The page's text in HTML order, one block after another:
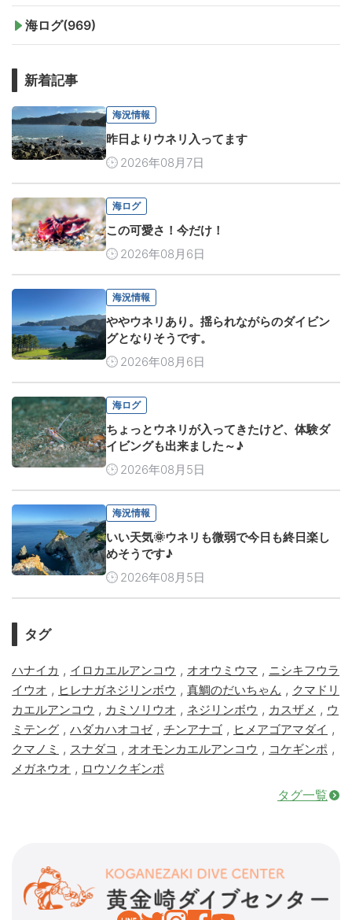
海ログ(969)
新着記事
海況情報
昨日よりウネリ入ってます
2026年08月7日
海ログ
この可愛さ！今だけ！
2026年08月6日
海況情報
ややウネリあり。揺られながらのダイビン
グとなりそうです。
2026年08月6日
海ログ
ちょっとウネリが入ってきたけど、体験ダ
イビングも出来ました～♪
2026年08月5日
海況情報
いい天気🌞ウネリも微弱で今日も終日楽し
めそうです♪
2026年08月5日
タグ
ハナイカ , イロカエルアンコウ , オオウミウマ , ニシキフウラ
イウオ , ヒレナガネジリンボウ , 真鯛のだいちゃん , クマドリ
カエルアンコウ , カミソリウオ , ネジリンボウ , カスザメ , ウ
ミテング , ハダカハオコゼ, チンアナゴ , ヒメアゴアマダイ ,
クマノミ , スナダコ , オオモンカエルアンコウ , コケギンポ ,
メガネウオ , ロウソクギンポ
タグ一覧